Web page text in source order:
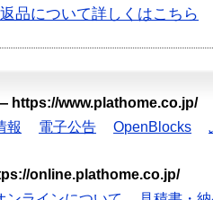
返品について詳しくはこちら
https://www.plathome.co.jp/
報 電子公告 OpenBlocks
online.plathome.co.jp/